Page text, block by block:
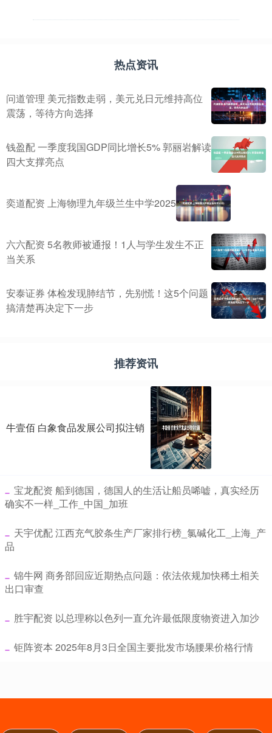
热点资讯
问道管理 美元指数走弱，美元兑日元维持高位
震荡，等待方向选择
钱盈配 一季度我国GDP同比增长5% 郭丽岩解读
四大支撑亮点
奕道配资 上海物理九年级兰生中学2025
六六配资 5名教师被通报！1人与学生发生不正
当关系
安泰证券 体检发现肺结节，先别慌！这5个问题
搞清楚再决定下一步
推荐资讯
牛壹佰 白象食品发展公司拟注销
​宝龙配资 船到德国，德国人的生活让船员唏嘘，真实经历
确实不一样_工作_中国_加班
​天宇优配 江西充气胶条生产厂家排行榜_氯碱化工_上海_产
品
​锦牛网 商务部回应近期热点问题：依法依规加快稀土相关
出口审查
​胜宇配资 以总理称以色列一直允许最低限度物资进入加沙
​钜阵资本 2025年8月3日全国主要批发市场腰果价格行情